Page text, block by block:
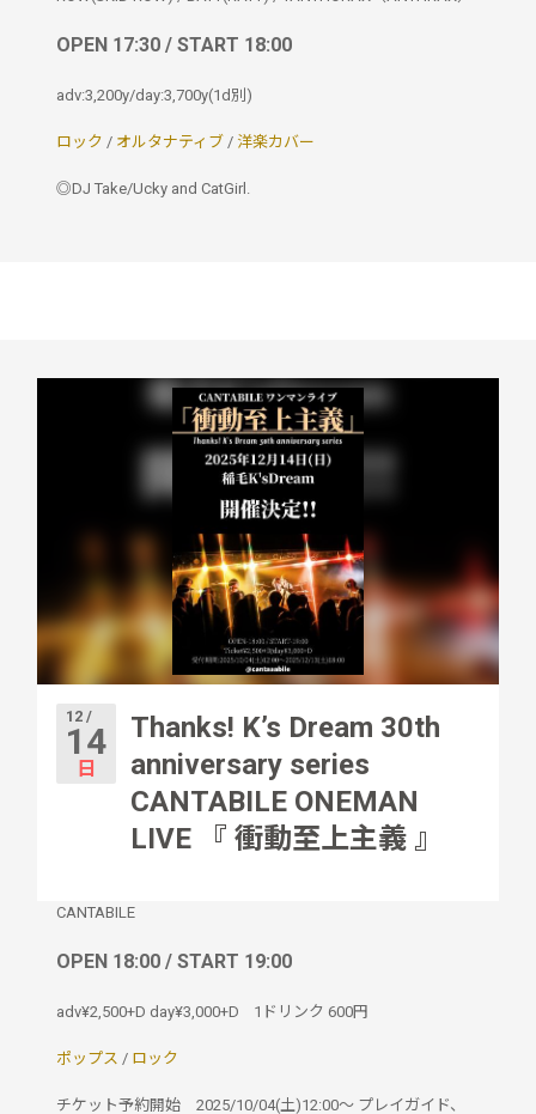
OPEN 17:30 / START 18:00
adv:3,200y/day:3,700y(1d別)
ロック / オルタナティブ / 洋楽カバー
◎DJ Take/Ucky and CatGirl.
12 /
14
日
Thanks! K’s Dream 30th
anniversary series
CANTABILE ONEMAN
LIVE 『 衝動至上主義 』
CANTABILE
OPEN 18:00 / START 19:00
adv¥2,500+D day¥3,000+D 1ドリンク 600円
ポップス / ロック
チケット予約開始 2025/10/04(土)12:00〜 プレイガイド、